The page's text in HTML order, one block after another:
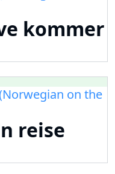
kommer
on the
reise